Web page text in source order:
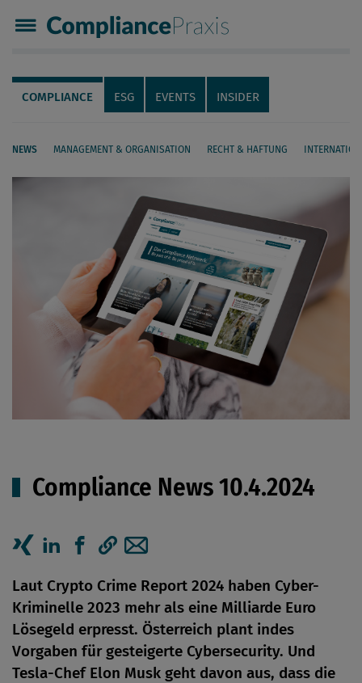
Compliance Praxis
Servicenavigation
Navigation
COMPLIANCE ESG EVENTS INSIDER
NEWS MANAGEMENT & ORGANISATION RECHT & HAFTUNG
Compliance News 10.4.2024
Laut Crypto Crime Report 2024 haben Cyber-
Kriminelle 2023 mehr als eine Milliarde Euro
Lösegeld erpresst. Österreich plant indes
Vorgaben für gesteigerte Cybersecurity. Und
Tesla-Chef Elon Musk geht davon aus, dass die